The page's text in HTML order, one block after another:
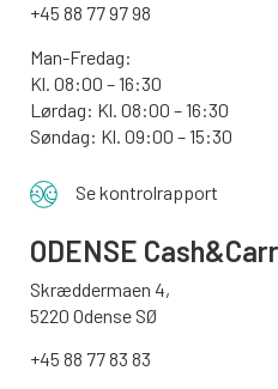
+45 88 77 97 98
Man-Fredag:
Kl. 08:00 – 16:30
Lørdag: Kl. 08:00 – 16:30
Søndag: Kl. 09:00 – 15:30
Se kontrolrapport
ODENSE
Skræddermaen 4,
5220 Odense SØ
+45 88 77 83 83